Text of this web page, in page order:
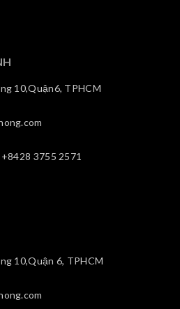
10,Quận6, TPHCM
3755 2571
10,Quận 6, TPHCM